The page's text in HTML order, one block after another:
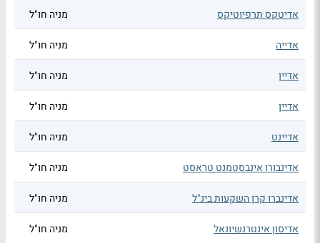
אדיטקס תרפיוטיקס מניה חו"ל
אדייה מניה חו"ל
אדיין מניה חו"ל
אדיין מניה חו"ל
אדיינט מניה חו"ל
אדינבורו אינבסטמנט טראסט מניה חו"ל
אדינברו קרן השקעות בינ"ל מניה חו"ל
אדיסון אינטרנשיונאל מניה חו"ל